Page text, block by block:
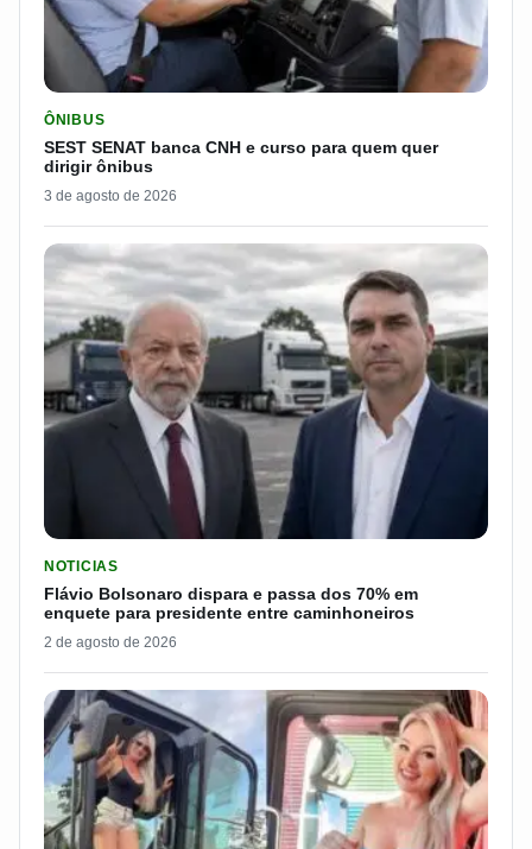
ÔNIBUS
SEST SENAT banca CNH e curso para quem quer
dirigir ônibus
3 de agosto de 2026
NOTICIAS
Flávio Bolsonaro dispara e passa dos 70% em
enquete para presidente entre caminhoneiros
2 de agosto de 2026